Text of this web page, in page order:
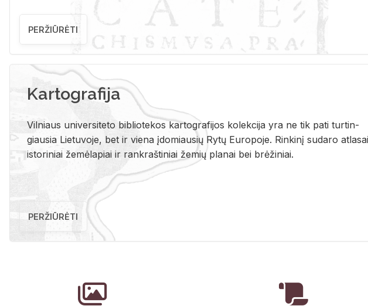
PERŽIŪRĖTI
Kartografija
Vil­niaus uni­ver­si­te­to bi­b­lio­te­kos kar­to­gra­fi­jos ko­lek­ci­ja yra ne tik pati tur­tin­
giau­sia Lie­tu­vo­je, bet ir vie­na įdo­miau­sių Rytų Eu­ro­po­je. Rin­ki­nį su­da­ro
is­to­ri­niai že­mė­la­piai ir rank­raš­ti­niai že­mių pla­nai bei brė­ži­niai.
PERŽIŪRĖTI